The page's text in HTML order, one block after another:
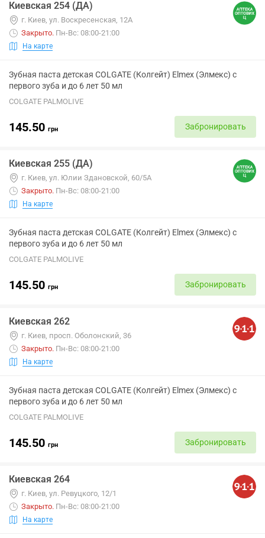
Киевская 254 (ДА)
г. Киев, ул. Воскресенская, 12А
Закрыто. Пн-Вс: 08:00-21:00
На карте
Зубная паста детская COLGATE (Колгейт) Elmex (Элмекс) с
первого зуба и до 6 лет 50 мл
COLGATE PALMOLIVE
145.50 грн Забронировать
Киевская 255 (ДА)
г. Киев, ул. Юлии Здановской, 60/5А
Закрыто. Пн-Вс: 08:00-21:00
На карте
Зубная паста детская COLGATE (Колгейт) Elmex (Элмекс) с
первого зуба и до 6 лет 50 мл
COLGATE PALMOLIVE
145.50 грн Забронировать
Киевская 262
г. Киев, просп. Оболонский, 36
Закрыто. Пн-Вс: 08:00-21:00
На карте
Зубная паста детская COLGATE (Колгейт) Elmex (Элмекс) с
первого зуба и до 6 лет 50 мл
COLGATE PALMOLIVE
145.50 грн Забронировать
Киевская 264
г. Киев, ул. Ревуцкого, 12/1
Закрыто. Пн-Вс: 08:00-21:00
На карте